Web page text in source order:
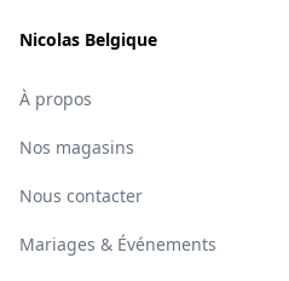
Nicolas Belgique
À propos
Nos magasins
Nous contacter
Mariages & Événements